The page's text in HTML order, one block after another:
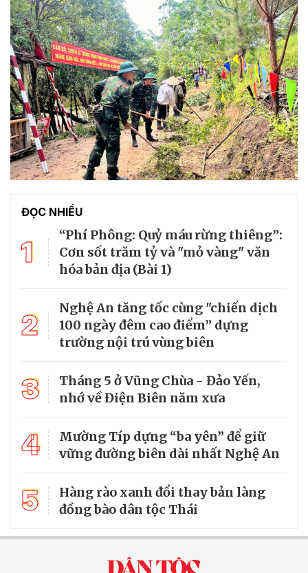
ĐỌC NHIỀU
1
“Phí Phông: Quỷ máu rừng thiêng”:
Cơn sốt trăm tỷ và "mỏ vàng" văn
hóa bản địa (Bài 1)
2
Nghệ An tăng tốc cùng "chiến dịch
100 ngày đêm cao điểm” dựng
trường nội trú vùng biên
3
Tháng 5 ở Vũng Chùa - Đảo Yến,
nhớ về Điện Biên năm xưa
4
Mường Típ dựng “ba yên” để giữ
vững đường biên dài nhất Nghệ An
5
Hàng rào xanh đổi thay bản làng
đồng bào dân tộc Thái